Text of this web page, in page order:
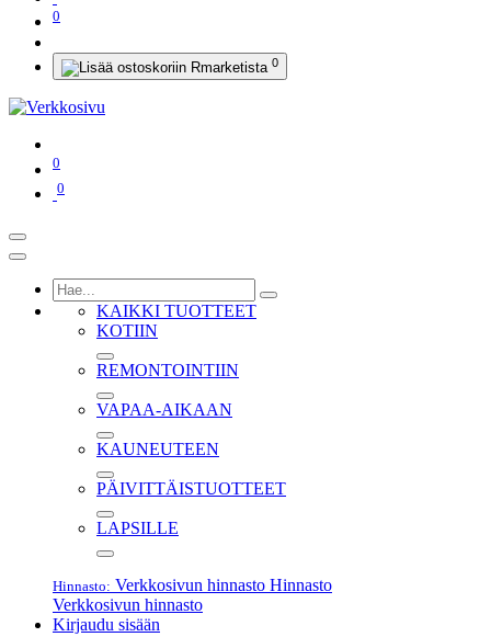
0
0
0
0
KAIKKI TUOTTEET
KOTIIN
REMONTOINTIIN
VAPAA-AIKAAN
KAUNEUTEEN
PÄIVITTÄISTUOTTEET
LAPSILLE
Hinnasto: Verkkosivun hinnasto Hinnasto
Verkkosivun hinnasto
Kirjaudu sisään